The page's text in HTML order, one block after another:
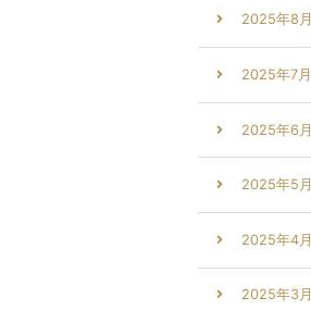
2025年8月
2025年7月
2025年6月
2025年5月
2025年4月
2025年3月